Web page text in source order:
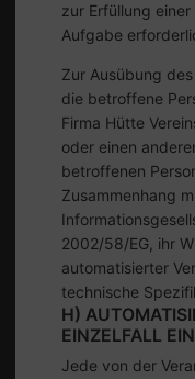
zur Erfüllung
Aufgabe
Zur Ausübung
die betroffene
Firma Hütte
oder einen
betroffenen
Zusammenhang
2002/58/EG, ihr
automatisierter
technische
H)
EINZELFALL
Jede von der